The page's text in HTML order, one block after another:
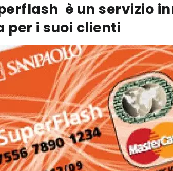
è un servizio
per i suoi clienti